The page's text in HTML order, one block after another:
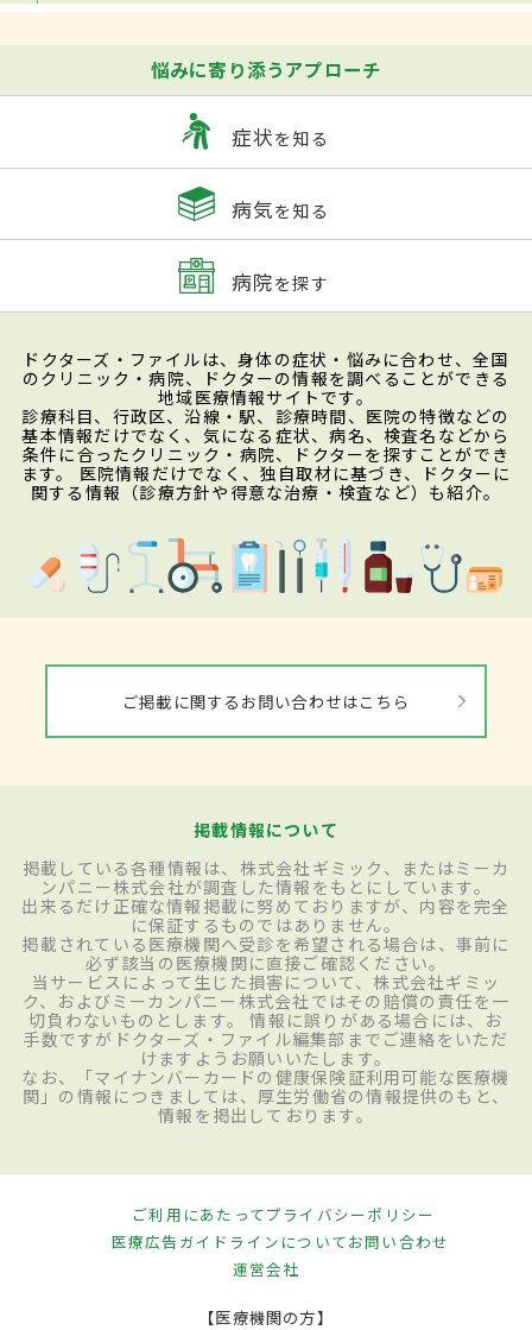
悩みに寄り添うアプローチ
症状を知る
病気を知る
病院を探す
ドクターズ・ファイルは、身体の症状・悩みに合わせ、全国
のクリニック・病院、ドクターの情報を調べることができる
地域医療情報サイトです。
診療科目、行政区、沿線・駅、診療時間、医院の特徴などの
基本情報だけでなく、気になる症状、病名、検査名などから
条件に合ったクリニック・病院、ドクターを探すことができ
ます。 医院情報だけでなく、独自取材に基づき、ドクターに
関する情報（診療方針や得意な治療・検査など）も紹介。
ご掲載に関するお問い合わせはこちら
掲載情報について
掲載している各種情報は、株式会社ギミック、またはミーカ
ンパニー株式会社が調査した情報をもとにしています。
出来るだけ正確な情報掲載に努めておりますが、内容を完全
に保証するものではありません。
掲載されている医療機関へ受診を希望される場合は、事前に
必ず該当の医療機関に直接ご確認ください。
当サービスによって生じた損害について、株式会社ギミッ
ク、およびミーカンパニー株式会社ではその賠償の責任を一
切負わないものとします。 情報に誤りがある場合には、お
手数ですがドクターズ・ファイル編集部までご連絡をいただ
けますようお願いいたします。
なお、「マイナンバーカードの健康保険証利用可能な医療機
関」の情報につきましては、厚生労働省の情報提供のもと、
情報を掲出しております。
ご利用にあたってプライバシーポリシー
医療広告ガイドラインについてお問い合わせ
運営会社
【医療機関の方】